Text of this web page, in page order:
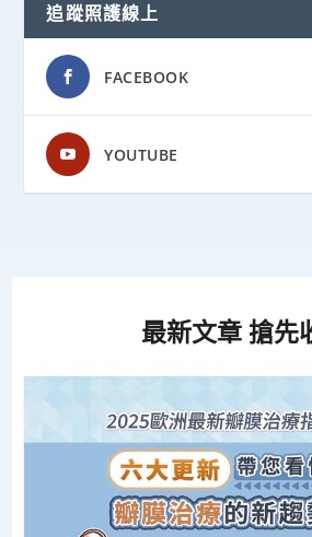
追蹤照護線上
FACEBOOK
YOUTUBE
最新文章 搶先